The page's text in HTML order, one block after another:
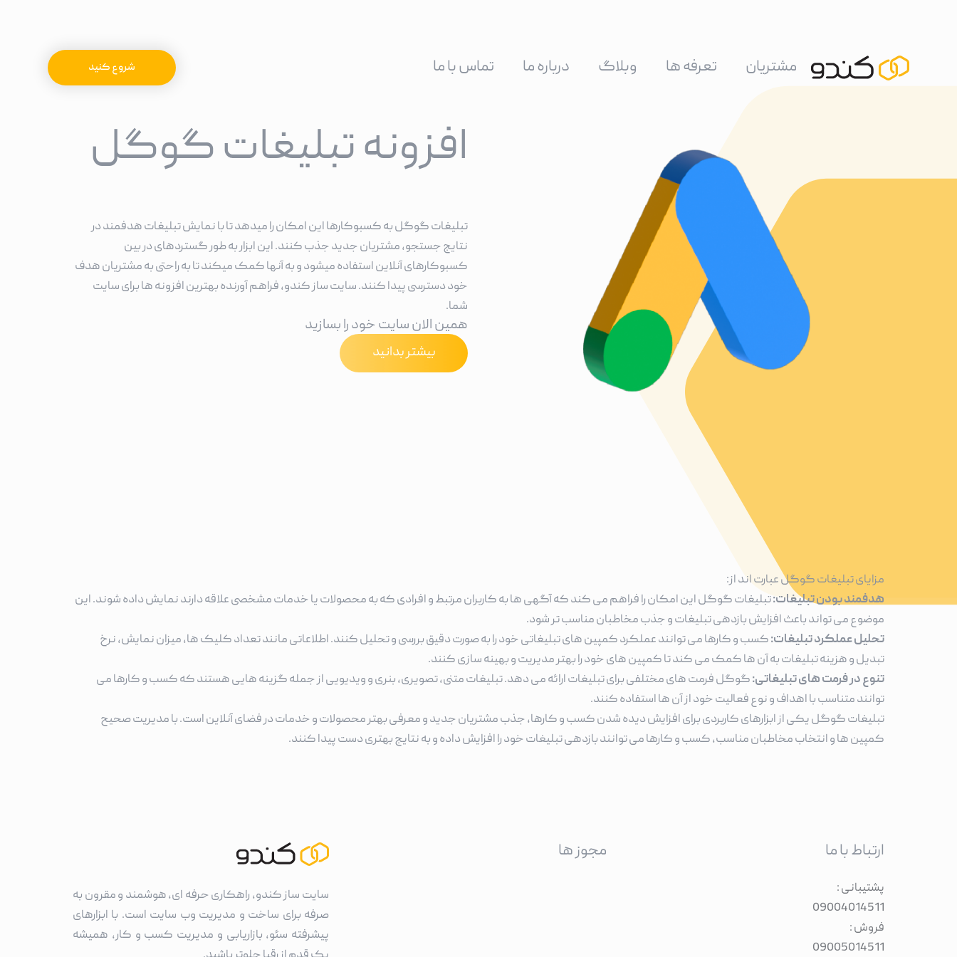
شروع کنید مشتریان تعرفه ها وبلاگ درباره ما تماس با ما
افزونه تبلیغات گوگل
تبلیغات گوگل به کسبوکارها این امکان را میدهد تا با نمایش تبلیغات هدفمند در
نتایج جستجو، مشتریان جدید جذب کنند. این ابزار به طور گستردهای در بین
کسبوکارهای آنلاین استفاده میشود و به آنها کمک میکند تا به راحتی به مشتریان هدف
خود دسترسی پیدا کنند. سایت ساز کندو، فراهم آورنده بهترین افزونه ها برای سایت
شما.
همین الان سایت خود را بسازید
بیشتر بدانید
مزایای تبلیغات گوگل عبارت اند از:
هدفمند بودن تبلیغات:تبلیغات گوگل این امکان را فراهم می کند که آگهی ها به کاربران مرتبط و افرادی که به محصولات یا خدمات مشخصی علاقه دارند نمایش داده شوند. این
موضوع می تواند باعث افزایش بازدهی تبلیغات و جذب مخاطبان مناسب تر شود.
تحلیل عملکرد تبلیغات:کسب و کارها می توانند عملکرد کمپین های تبلیغاتی خود را به صورت دقیق بررسی و تحلیل کنند. اطلاعاتی مانند تعداد کلیک ها، میزان نمایش، نرخ
تبدیل و هزینه تبلیغات به آن ها کمک می کند تا کمپین های خود را بهتر مدیریت و بهینه سازی کنند.
تنوع در فرمت های تبلیغاتی:گوگل فرمت های مختلفی برای تبلیغات ارائه می دهد. تبلیغات متنی، تصویری، بنری و ویدیویی از جمله گزینه هایی هستند که کسب و کارها می
توانند متناسب با اهداف و نوع فعالیت خود از آن ها استفاده کنند.
تبلیغات گوگل یکی از ابزارهای کاربردی برای افزایش دیده شدن کسب و کارها، جذب مشتریان جدید و معرفی بهتر محصولات و خدمات در فضای آنلاین است. با مدیریت صحیح
کمپین ها و انتخاب مخاطبان مناسب، کسب و کارها می توانند بازدهی تبلیغات خود را افزایش داده و به نتایج بهتری دست پیدا کنند.
سایت ساز کندو، راهکاری حرفه ای، هوشمند و مقرون به
صرفه برای ساخت و مدیریت وب سایت است. با ابزارهای
پیشرفته سئو، بازاریابی و مدیریت کسب و کار، همیشه
مجوز ها ارتباط با ما
پشتیبانی :
09004014511
فروش :
09005014511